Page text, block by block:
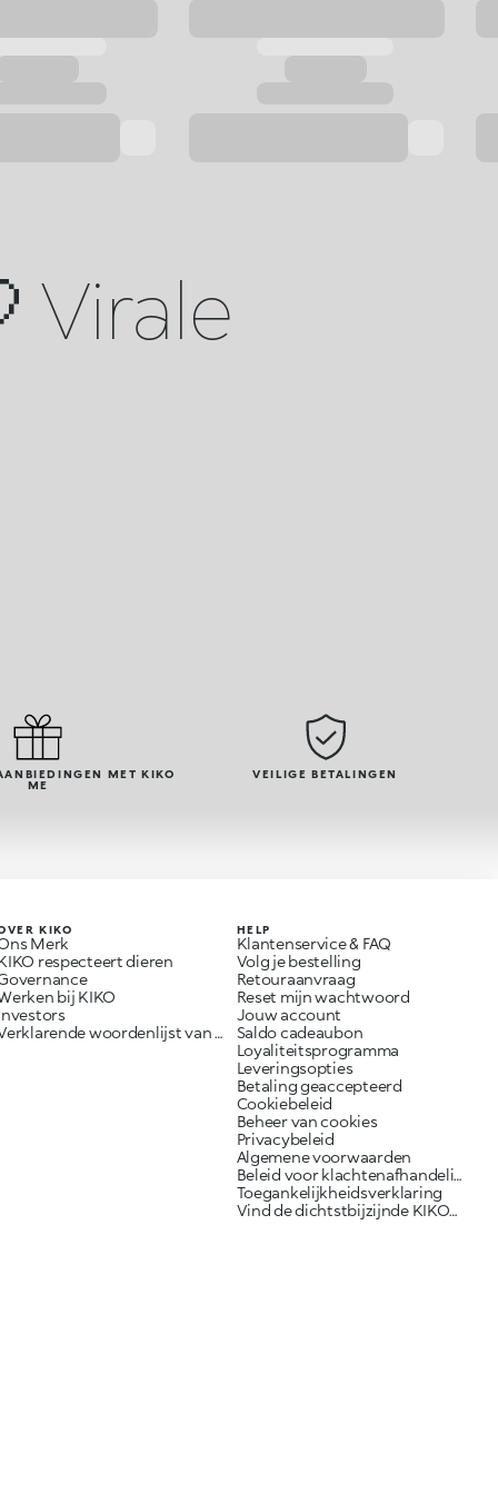
Virale
MET KIKO
ME
VEILIGE BETALINGEN
KIKO
Merk
respecteert dieren
bij KIKO
Verklarende woordenlijst van ingrediënten
HELP
Klantenservice & FAQ
Volg je bestelling
Retouraanvraag
Reset mijn wachtwoord
Jouw account
Saldo cadeaubon
Loyaliteitsprogramma
Leveringsopties
Betaling geaccepteerd
Cookiebeleid
Beheer van cookies
Privacybeleid
Algemene voorwaarden
Beleid voor klachtenafhandeling
Toegankelijkheidsverklaring
Vind de dichtstbijzijnde KIKO-winkel